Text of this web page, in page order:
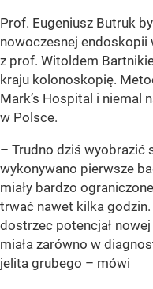
Prof. Eugeniusz Butruk
nowoczesnej endoskopii
z prof. Witoldem
kraju kolonoskopię.
Mark’s Hospital i niemal
w Polsce.
– Trudno dziś wyobrazić
wykonywano pierwsze
miały bardzo
trwać nawet kilka
dostrzec potencjał
miała zarówno w
jelita grubego – mówi